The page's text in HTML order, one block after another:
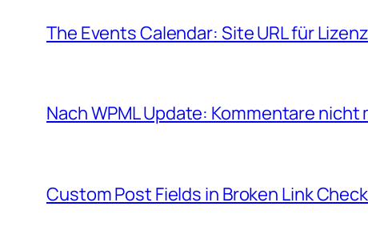
The Events Calendar: Site URL für
Nach WPML Update: Kommentare nicht
Custom Post Fields in Broken Link